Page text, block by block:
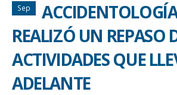
Sep
REALIZÓ UN REPASO
ACTIVIDADES QUE
ADELANTE